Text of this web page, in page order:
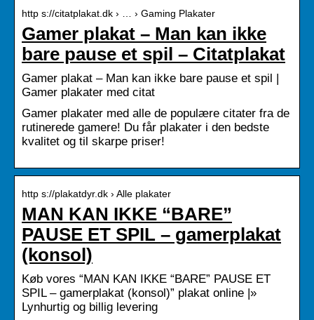
http s://citatplakat.dk › … › Gaming Plakater
Gamer plakat – Man kan ikke
bare pause et spil – Citatplakat
Gamer plakat – Man kan ikke bare pause et spil |
Gamer plakater med citat
Gamer plakater med alle de populære citater fra de
rutinerede gamere! Du får plakater i den bedste
kvalitet og til skarpe priser!
http s://plakatdyr.dk › Alle plakater
MAN KAN IKKE “BARE”
PAUSE ET SPIL – gamerplakat
(konsol)
Køb vores “MAN KAN IKKE “BARE” PAUSE ET
SPIL – gamerplakat (konsol)” plakat online |»
Lynhurtig og billig levering